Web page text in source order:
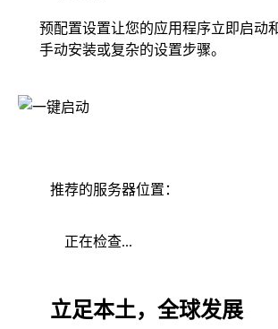
预配置设置让您的应用程序立即启动
手动安装或复杂的设置步骤。
推荐的服务器位置：
正在检查...
立足本土，全球发展